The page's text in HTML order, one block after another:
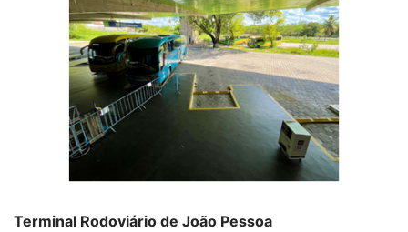
Terminal Rodoviário de João Pessoa